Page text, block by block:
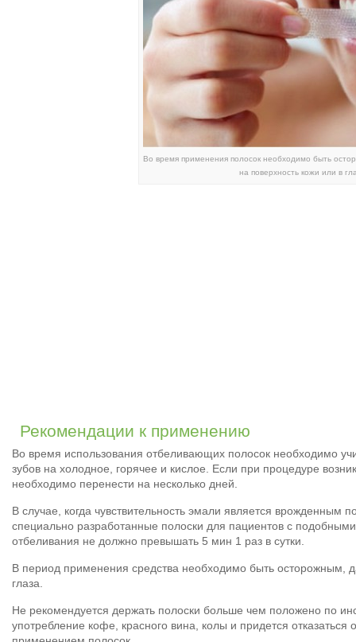
Во время применения полосок необходимо быть
на поверхность кожи или в
Рекомендации к применению
Во время использования отбеливающих полосок необходимо
зубов на холодное, горячее и кислое. Если при процедуре
необходимо перенести на несколько дней.
В случае, когда чувствительность эмали является врожденным
специально разработанные полоски для пациентов с
отбеливания не должно превышать 5 мин 1 раз в сутки.
В период применения средства необходимо быть осторожным,
глаза.
Не рекомендуется держать полоски больше чем положено по
употребление кофе, красного вина, колы и придется отказаться